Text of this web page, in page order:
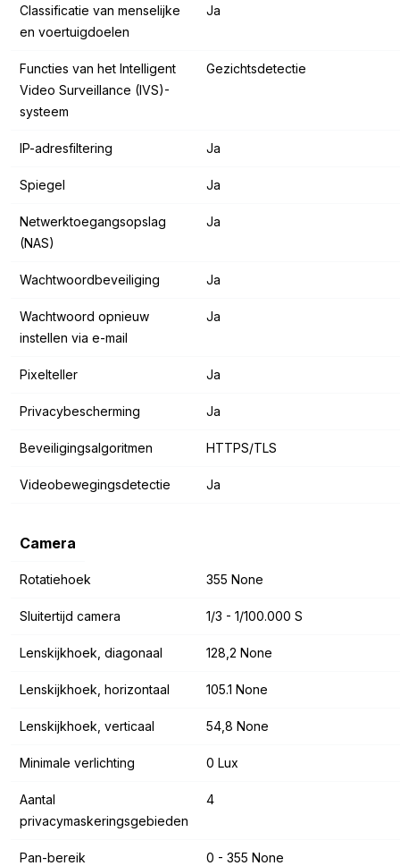
Classificatie van menselijke
en voertuigdoelen
Ja
Functies van het Intelligent
Video Surveillance (IVS)-
systeem
Gezichtsdetectie
IP-adresfiltering Ja
Spiegel Ja
Netwerktoegangsopslag
(NAS)
Ja
Wachtwoordbeveiliging Ja
Wachtwoord opnieuw
instellen via e-mail
Ja
Pixelteller Ja
Privacybescherming Ja
Beveiligingsalgoritmen HTTPS/TLS
Videobewegingsdetectie Ja
Camera
Rotatiehoek 355 None
Sluitertijd camera 1/3 - 1/100.000 S
Lenskijkhoek, diagonaal 128,2 None
Lenskijkhoek, horizontaal 105.1 None
Lenskijkhoek, verticaal 54,8 None
Minimale verlichting 0 Lux
Aantal
privacymaskeringsgebieden
4
Pan-bereik 0 - 355 None